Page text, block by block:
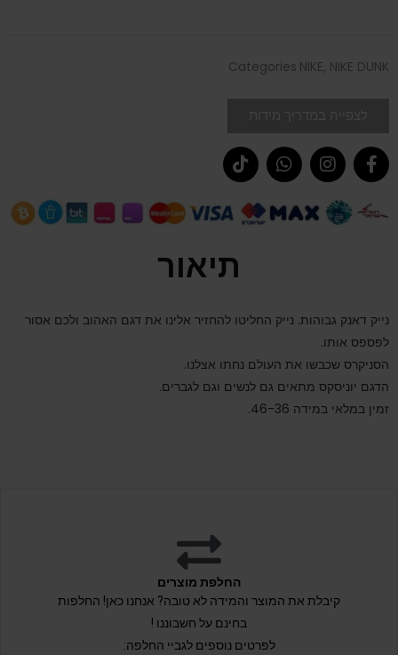
Categories NIKE, NIKE DUNK
תיאור
נייק דאנק גבוהות. נייק החליטו להחזיר אלינו את דגם האהוב ולכם אסור
לפספס אותו.
הסניקרס שכבשו את העולם נחתו אצלנו.
הדגם יוניסקס מתאים גם לנשים וגם לגברים.
זמין במלאי במידה 46-36.
החלפת מוצרים
קיבלת את המוצר והמידה לא טובה? אנחנו כאן! החלפות
בחינם על חשבוננו !
לפרטים נוספים לגביי החלפה: